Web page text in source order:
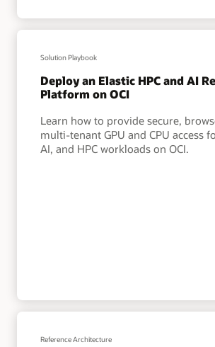
Solution Playbook
Deploy an Elastic HPC and AI
Platform on OCI
Learn how to provide secure,
multi-tenant GPU and CPU access
AI, and HPC workloads on OCI.
Reference Architecture